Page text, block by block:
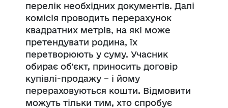
перелік необхідних документів. Далі
комісія проводить перерахунок
квадратних метрів, на які може
претендувати родина, їх
перетворюють у суму. Учасник
обирає об’єкт, приносить договір
купівлі-продажу – і йому
перераховуються кошти. Відмовити
можуть тільки тим, хто спробує